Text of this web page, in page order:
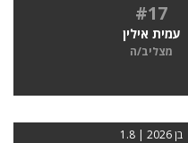
#17
עמית אילין
מצליב/ה
בן 2026 | 1.8